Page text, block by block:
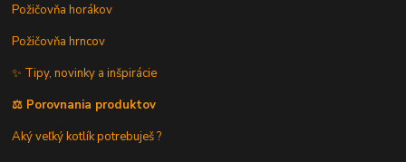
Požičovňa horákov
Požičovňa hrncov
✨ Tipy, novinky a inšpirácie
⚖️ Porovnania produktov
Aký veľký kotlík potrebuješ ?